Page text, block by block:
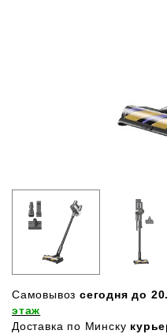
Самовывоз сегодня до
этаж
Доставка по Минску